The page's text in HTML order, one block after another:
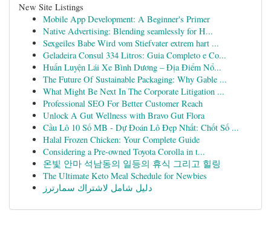
New Site Listings
Mobile App Development: A Beginner's Primer
Native Advertising: Blending seamlessly for H...
Sexgeiles Babe Wird vom Stiefvater extrem hart ...
Geladeira Consul 334 Litros: Guia Completo e Co...
Huấn Luyện Lái Xe Bình Dương – Địa Điểm Nổ...
The Future Of Sustainable Packaging: Why Gable ...
What Might Be Next In The Corporate Litigation ...
Professional SEO For Better Customer Reach
Unlock A Gut Wellness with Bravo Gut Flora
Cầu Lô 10 Số MB - Dự Đoán Lô Đẹp Nhất: Chốt Số ...
Halal Frozen Chicken: Your Complete Guide
Considering a Pre-owned Toyota Corolla in t...
온빛 안마 석남동의 일등의 휴식 그리고 힐링
The Ultimate Keto Meal Schedule for Newbies
دليل شامل لاشتراك سمارترز